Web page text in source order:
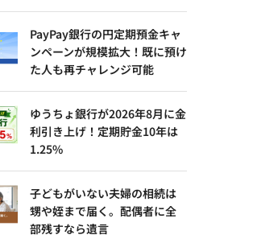
PayPay銀行の円定期預金キャ
ンペーンが規模拡大！既に預け
た人も再チャレンジ可能
ゆうちょ銀行が2026年8月に金
利引き上げ！定期貯金10年は
1.25%
子どもがいない夫婦の相続は
甥や姪まで届く。配偶者に全
部残すなら遺言